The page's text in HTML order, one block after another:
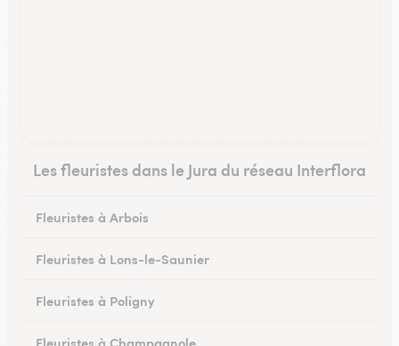
Les fleuristes dans le Jura du réseau Interflora
Fleuristes à Arbois
Fleuristes à Lons-le-Saunier
Fleuristes à Poligny
Fleuristes à Champagnole